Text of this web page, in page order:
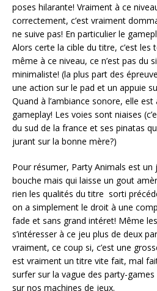
poses hilarante! Vraiment à ce
correctement, c’est vraiment
ne suive pas! En particulier le
Alors certe la cible du titre, c’est
même à ce niveau, ce n’est pas du
minimaliste! (la plus part des
une action sur le pad et un appuie
Quand à l’ambiance sonore, elle
gameplay! Les voies sont niaises
du sud de la france et ses pinatas
jurant sur la bonne mère?)
Pour résumer, Party Animals est un
bouche mais qui laisse un gout
rien les qualités du titre sorti
on a simplement le droit à une
fade et sans grand intéret! Même
s’intéresser à ce jeu plus de deux
vraiment, ce coup si, c’est une
est vraiment un titre vite fait, mal fait
surfer sur la vague des party-
sur nos machines de jeux.